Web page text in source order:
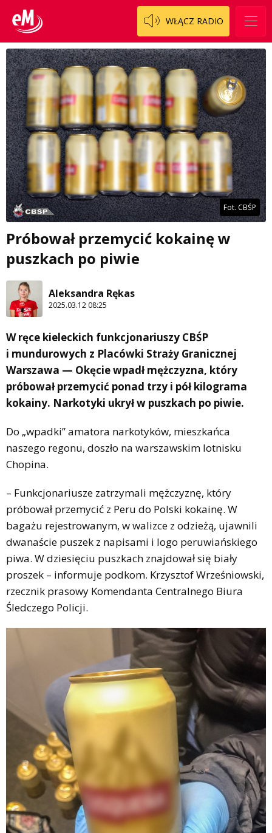
WŁĄCZ RADIO
Fot. CBŚP
Próbował przemycić kokainę w
puszkach po piwie
Aleksandra Rękas
2025.03.12 08:25
W ręce kieleckich funkcjonariuszy CBŚP
i mundurowych z Placówki Straży Granicznej
Warszawa — Okęcie wpadł mężczyzna, który
próbował przemycić ponad trzy i pół kilograma
kokainy. Narkotyki ukrył w puszkach po piwie.
Do „wpadki” amatora narkotyków, mieszkańca
naszego regonu, doszło na warszawskim lotnisku
Chopina.
– Funkcjonariusze zatrzymali mężczyznę, który
próbował przemycić z Peru do Polski kokainę. W
bagażu rejestrowanym, w walizce z odzieżą, ujawnili
dwanaście puszek z napisami i logo peruwiańskiego
piwa. W dziesięciu puszkach znajdował się biały
proszek – informuje podkom. Krzysztof Wrześniowski,
rzecznik prasowy Komendanta Centralnego Biura
Śledczego Policji.